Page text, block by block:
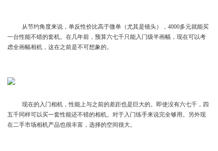
从节约角度来说，单反性价比高于微单（尤其是镜头），4000多元就能买
一台性能不错的套机。在几年前，预算六七千只能入门级半画幅，现在可以考
虑全画幅相机，这在之前是不可想象的。
现在的入门相机，性能上与之前的差距也是巨大的。即使没有六七千，四
五千同样可以买一套性能还不错的相机。对于入门练手来说完全够用。另外现
在二手市场相机产品也很丰富，选择的空间很大。